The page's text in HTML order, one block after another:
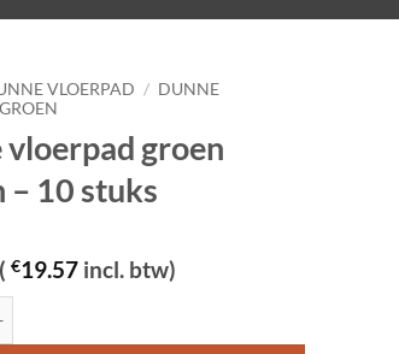
VLOERPAD / DUNNE
vloerpad groen
– 10 stuks
( €19.57 incl. btw)